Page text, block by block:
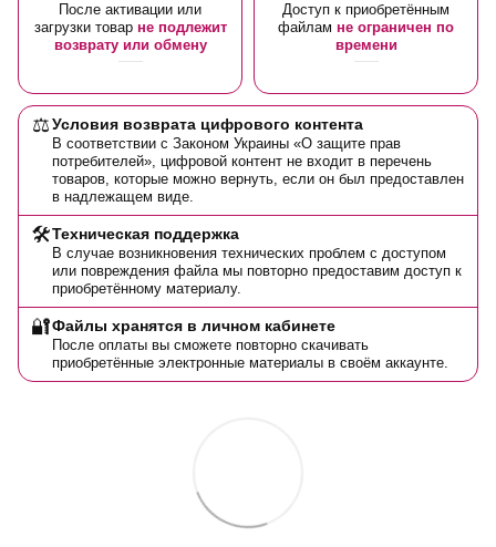
После активации или
загрузки товар не подлежит
возврату или обмену
Доступ к приобретённым
файлам не ограничен по
времени
⚖️Условия возврата цифрового контента
В соответствии с Законом Украины «О защите прав
потребителей», цифровой контент не входит в перечень
товаров, которые можно вернуть, если он был предоставлен
в надлежащем виде.
🛠️Техническая поддержка
В случае возникновения технических проблем с доступом
или повреждения файла мы повторно предоставим доступ к
приобретённому материалу.
🔐Файлы хранятся в личном кабинете
После оплаты вы сможете повторно скачивать
приобретённые электронные материалы в своём аккаунте.